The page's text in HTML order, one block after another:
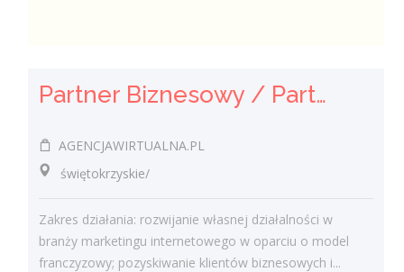
Partner Biznesowy / Partnerka Biznesowa – agencja marketingu online
AGENCJAWIRTUALNA.PL
świętokrzyskie/
Zakres działania: rozwijanie własnej działalności w
branży marketingu internetowego w oparciu o model
franczyzowy; pozyskiwanie klientów biznesowych i...